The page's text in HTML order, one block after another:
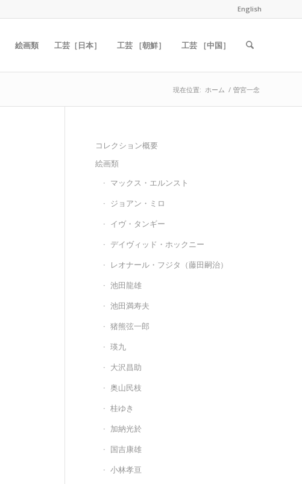
English
絵画類 工芸［日本］ 工芸 ［朝鮮］ 工芸 ［中国］
現在位置: ホーム / 曽宮一念
コレクション概要
絵画類
マックス・エルンスト
ジョアン・ミロ
イヴ・タンギー
デイヴィッド・ホックニー
レオナール・フジタ（藤田嗣治）
池田龍雄
池田満寿夫
猪熊弦一郎
瑛九
大沢昌助
奥山民枝
桂ゆき
加納光於
国吉康雄
小林孝亘